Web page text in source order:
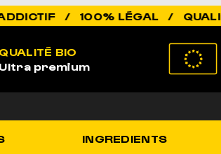
100% LÉGAL / QUALITÉ
QUALITÉ BIO
Ultra premium
INGREDIENTS